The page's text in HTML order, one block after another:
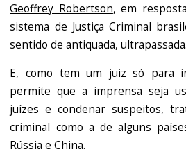
Geoffrey Robertson, em
sistema de Justiça Criminal
sentido de antiquada, ultrapassada.
E, como tem um juiz só para
permite que a imprensa seja
juízes e condenar suspeitos,
criminal como a de alguns
Rússia e China.